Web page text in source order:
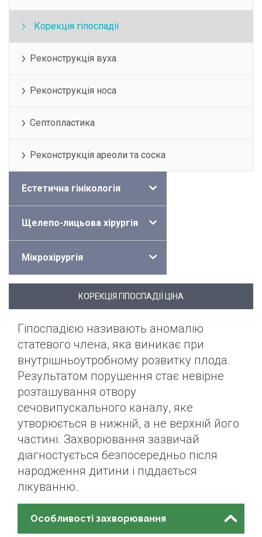
Корекція гіпоспадії
Реконструкція вуха
Реконструкція носа
Септопластика
Реконструкція ареоли та соска
Естетична гінікологія
Щелепо-лицьова хірургія
Мікрохірургія
КОРЕКЦІЯ ГІПОСПАДІЇ ЦІНА
Гіпоспадією називають аномалію
статевого члена, яка виникає при
внутрішньоутробному розвитку плода.
Результатом порушення стає невірне
розташування отвору
сечовипускального каналу, яке
утворюється в нижній, а не верхній його
частині. Захворювання зазвичай
діагностується безпосередньо після
народження дитини і піддається
лікуванню.
Особливості захворювання